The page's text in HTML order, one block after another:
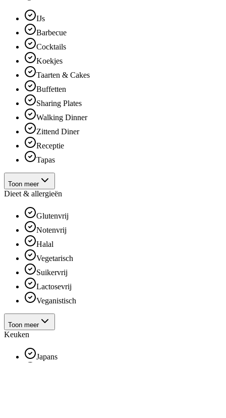
IJs
Barbecue
Cocktails
Koekjes
Taarten & Cakes
Buffetten
Sharing Plates
Walking Dinner
Zittend Diner
Receptie
Tapas
Toon meer
Dieet & allergieën
Glutenvrij
Notenvrij
Halal
Vegetarisch
Suikervrij
Lactosevrij
Veganistisch
Toon meer
Keuken
Japans